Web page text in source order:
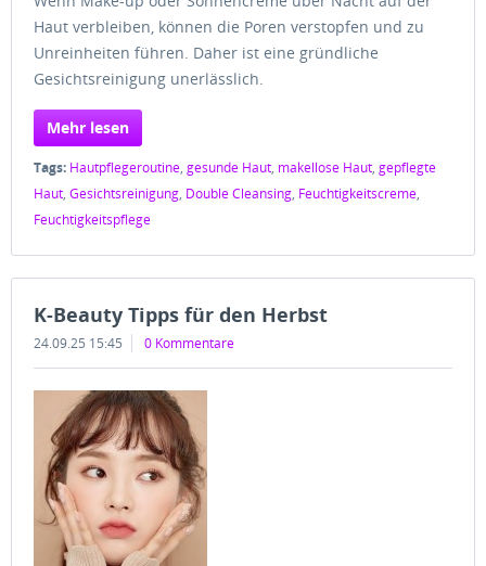
Haut verbleiben, können die Poren verstopfen und zu
Unreinheiten führen. Daher ist eine gründliche
Gesichtsreinigung unerlässlich.
Mehr lesen
Tags: Hautpflegeroutine, gesunde Haut, makellose Haut, gepflegte
Haut, Gesichtsreinigung, Double Cleansing, Feuchtigkeitscreme,
Feuchtigkeitspflege
K-Beauty Tipps für den Herbst
24.09.25 15:45 0 Kommentare